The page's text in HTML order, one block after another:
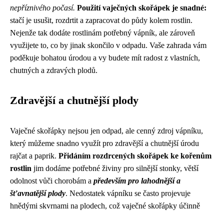
nepříznivého počasí. Použití vaječných skořápek je snadné:
stačí je usušit, rozdrtit a zapracovat do půdy kolem rostlin.
Nejenže tak dodáte rostlinám potřebný vápník, ale zároveň
využijete to, co by jinak skončilo v odpadu. Vaše zahrada vám
poděkuje bohatou úrodou a vy budete mít radost z vlastních,
chutných a zdravých plodů.
Zdravější a chutnější plody
Vaječné skořápky nejsou jen odpad, ale cenný zdroj vápníku,
který můžeme snadno využít pro zdravější a chutnější úrodu
rajčat a paprik. Přidáním rozdrcených skořápek ke kořenům
rostlin jim dodáme potřebné živiny pro silnější stonky, větší
odolnost vůči chorobám a především pro lahodnější a
šťavnatější plody. Nedostatek vápníku se často projevuje
hnědými skvrnami na plodech, což vaječné skořápky účinně